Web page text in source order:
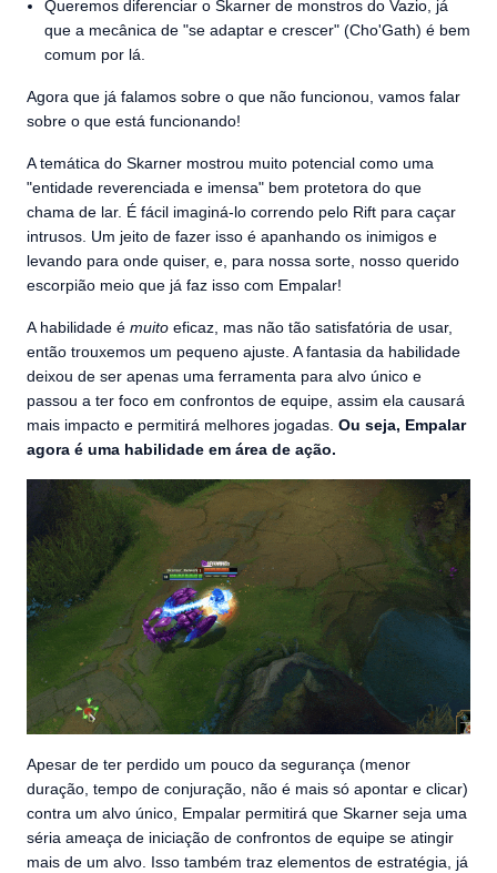
Queremos diferenciar o Skarner de monstros do Vazio, já
que a mecânica de "se adaptar e crescer" (Cho'Gath) é bem
comum por lá.
Agora que já falamos sobre o que não funcionou, vamos falar
sobre o que está funcionando!
A temática do Skarner mostrou muito potencial como uma
"entidade reverenciada e imensa" bem protetora do que
chama de lar. É fácil imaginá-lo correndo pelo Rift para caçar
intrusos. Um jeito de fazer isso é apanhando os inimigos e
levando para onde quiser, e, para nossa sorte, nosso querido
escorpião meio que já faz isso com Empalar!
A habilidade é muito eficaz, mas não tão satisfatória de usar,
então trouxemos um pequeno ajuste. A fantasia da habilidade
deixou de ser apenas uma ferramenta para alvo único e
passou a ter foco em confrontos de equipe, assim ela causará
mais impacto e permitirá melhores jogadas. Ou seja, Empalar
agora é uma habilidade em área de ação.
Apesar de ter perdido um pouco da segurança (menor
duração, tempo de conjuração, não é mais só apontar e clicar)
contra um alvo único, Empalar permitirá que Skarner seja uma
séria ameaça de iniciação de confrontos de equipe se atingir
mais de um alvo. Isso também traz elementos de estratégia, já